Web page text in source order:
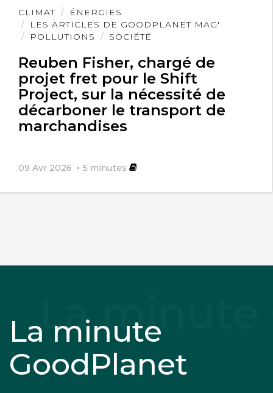
CLIMAT
ÉNERGIES
LES ARTICLES DE GOODPLANET MAG'
POLLUTIONS
SOCIÉTÉ
Reuben Fisher, chargé de
projet fret pour le Shift
Project, sur la nécessité de
décarboner le transport de
marchandises
09 Avr 2026 5 minutes
Lire
l'article
La minute
GoodPlanet